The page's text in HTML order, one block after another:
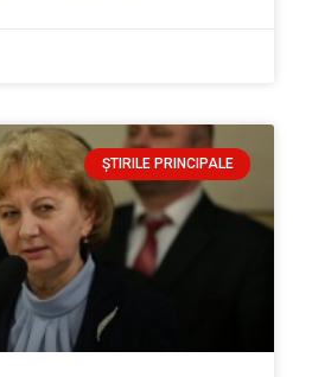
ȘTIRILE PRINCIPALE